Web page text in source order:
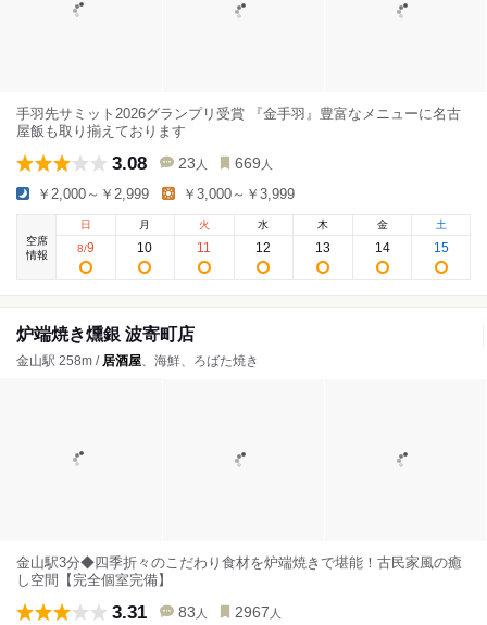
手羽先サミット2026グランプリ受賞 『金手羽』豊富なメニューに名古
屋飯も取り揃えております
3.08 23 人 669 人
￥2,000～￥2,999 ￥3,000～￥3,999
空席
情報
日
8/9
月
10
火
11
水
12
木
13
金
14
土
15
炉端焼き燻銀 波寄町店
金山駅 258m / 居酒屋、海鮮、ろばた焼き
金山駅3分◆四季折々のこだわり食材を炉端焼きで堪能！古民家風の癒
し空間【完全個室完備】
3.31 83 人 2967 人